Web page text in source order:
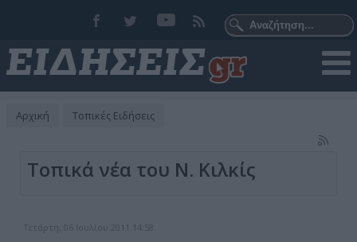
Αρχική Τοπικές Ειδήσεις
Τοπικά νέα του Ν. Κιλκίς
Τετάρτη, 06 Ιουλίου 2011 14:58